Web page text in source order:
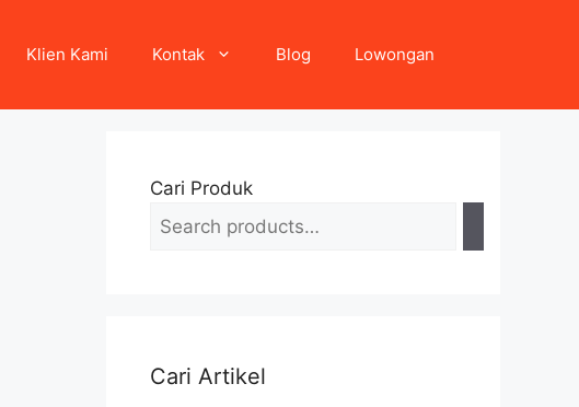
Klien Kami Kontak Blog Lowongan
Cari Produk
Cari Artikel